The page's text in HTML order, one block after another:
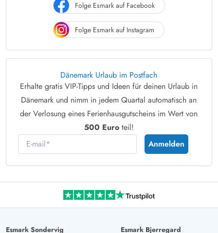
Folge Esmark auf Facebook
Folge Esmark auf Instagram
Dänemark Urlaub im Postfach
Erhalte gratis VIP-Tipps und Ideen für deinen Urlaub in
Dänemark und nimm in jedem Quartal automatisch an
der Verlosung eines Ferienhausgutscheins im Wert von
500 Euroteil!
E-mail
Anmelden
Esmark Sondervig
Esmark Bjerregard